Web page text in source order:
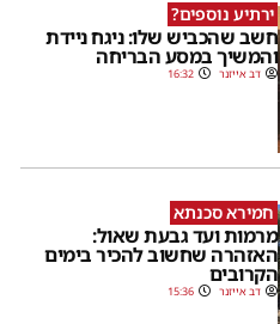
ירתיע נוספים?
חשב שהכביש שלו: ניגח ניידת
והמשיך במסע הבריחה
דב אייזנר 16:32
חמירא סכנתא
מרמות ועד גבעת שאול:
האזהרה שחשוב להכיר בימים
הקרובים
דב אייזנר 15:36